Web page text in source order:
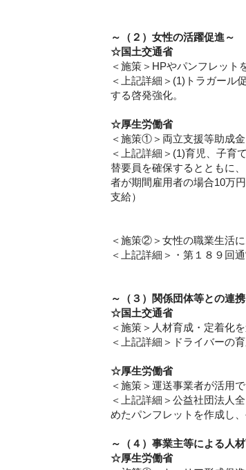
～（２）女性の活躍促進～
☆国土交通省
＜施策＞HPやパンフレット
＜上記詳細＞(1)トラガール
する啓発強化。
☆厚生労働省
＜施策①＞両立支援等助成
＜上記詳細＞(1)育児、子育
替要員を確保するとともに
者が期間雇用者の場合10万
支給）
＜施策②＞女性の職業生活
＜上記詳細＞・第１８９回
～（３）関係団体等との連
☆国土交通省
＜施策＞人材育成・定着化
＜上記詳細＞ドライバーの
☆厚生労働省
＜施策＞運送事業者が活用
＜上記詳細＞公益社団法人
めたパンフレットを作成し
～（４）事業主等による人
☆厚生労働省